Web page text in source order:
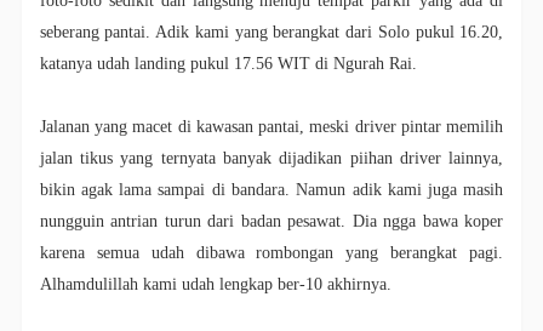
seberang pantai. Adik kami yang berangkat dari Solo pukul 16.20,
katanya udah landing pukul 17.56 WIT di Ngurah Rai.
Jalanan yang macet di kawasan pantai, meski driver pintar memilih
jalan tikus yang ternyata banyak dijadikan piihan driver lainnya,
bikin agak lama sampai di bandara. Namun adik kami juga masih
nungguin antrian turun dari badan pesawat. Dia ngga bawa koper
karena semua udah dibawa rombongan yang berangkat pagi.
Alhamdulillah kami udah lengkap ber-10 akhirnya.